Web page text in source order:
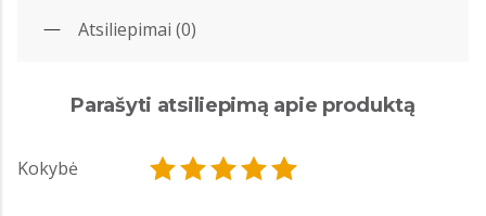
Atsiliepimai (0)
Parašyti atsiliepimą apie produktą
Kokybė